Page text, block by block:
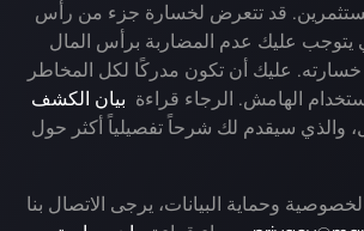
قد تتعرض لخسارة جزء من رأس
يتوجب عليك عدم المضاربة برأس المال
عليك أن تكون مدركًا لكل المخاطر
الهامش. الرجاء قراءة بيان الكشف
والذي سيقدم لك شرحاً تفصيلياً أكثر حول
وحماية البيانات، يرجى الاتصال بنا